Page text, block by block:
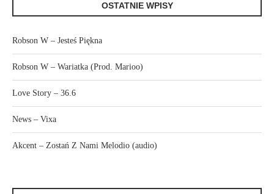
OSTATNIE WPISY
Robson W – Jesteś Piękna
Robson W – Wariatka (Prod. Marioo)
Love Story – 36.6
News – Vixa
Akcent – Zostań Z Nami Melodio (audio)